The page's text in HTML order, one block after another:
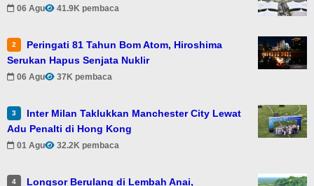
06 Agu 41.9K pembaca
2
Peringati 81 Tahun Bom Atom, Hiroshima
Serukan Hapus Senjata Nuklir
06 Agu 37K pembaca
3
Inter Milan Taklukkan Manchester City Lewat
Adu Penalti di Hong Kong
01 Agu 32.2K pembaca
4
Longsor Berulang di Lembah Anai,